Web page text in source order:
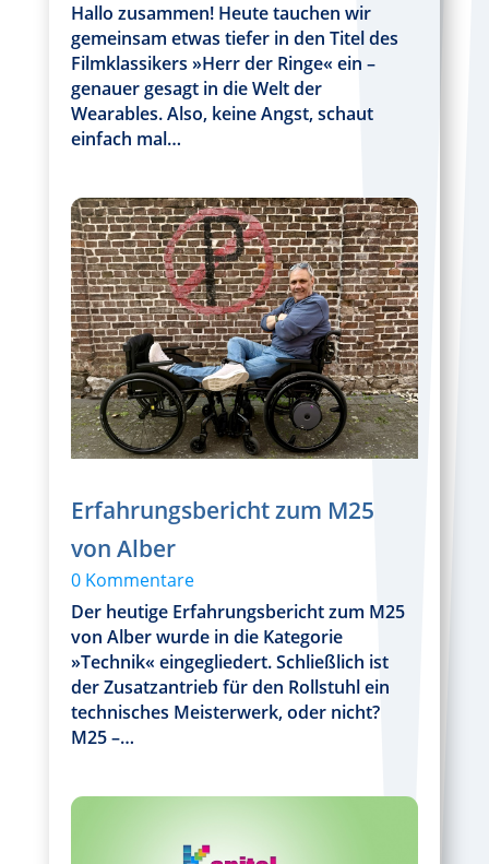
Hallo zusammen! Heute tauchen wir
gemeinsam etwas tiefer in den Titel des
Filmklassikers »Herr der Ringe« ein –
genauer gesagt in die Welt der
Wearables. Also, keine Angst, schaut
einfach mal…
Erfahrungsbericht zum M25
von Alber
0 Kommentare
Der heutige Erfahrungsbericht zum M25
von Alber wurde in die Kategorie
»Technik« eingegliedert. Schließlich ist
der Zusatzantrieb für den Rollstuhl ein
technisches Meisterwerk, oder nicht?
M25 –…